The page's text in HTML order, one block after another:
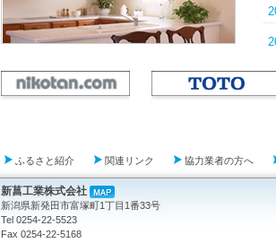
ふるさと紹介 関連リンク 協力業者の方へ
新菖工業株式会社
新潟県新発田市富塚町1丁目1番33号
Tel 0254-22-5523
Fax 0254-22-5168